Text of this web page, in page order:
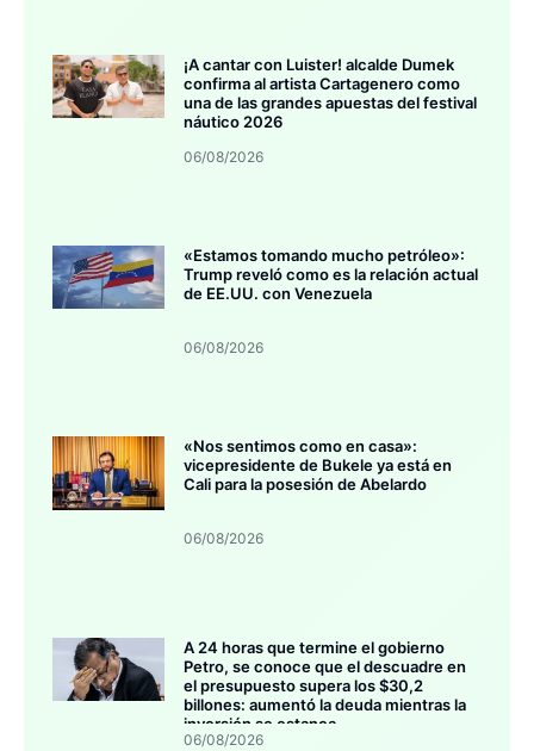
¡A cantar con Luister! alcalde Dumek
confirma al artista Cartagenero como
una de las grandes apuestas del festival
náutico 2026
06/08/2026
«Estamos tomando mucho petróleo»:
Trump reveló como es la relación actual
de EE.UU. con Venezuela
06/08/2026
«Nos sentimos como en casa»:
vicepresidente de Bukele ya está en
Cali para la posesión de Abelardo
06/08/2026
A 24 horas que termine el gobierno
Petro, se conoce que el descuadre en
el presupuesto supera los $30,2
billones: aumentó la deuda mientras la
inversión se estanca
06/08/2026